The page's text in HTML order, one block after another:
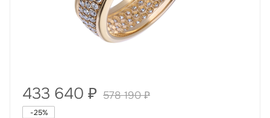
433 640 ₽ 578 190₽
-25%